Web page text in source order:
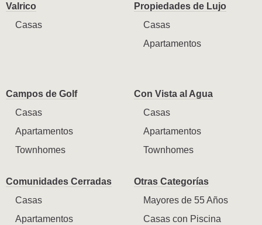
Valrico
Casas
Propiedades de Lujo
Casas
Apartamentos
Campos de Golf
Casas
Apartamentos
Townhomes
Con Vista al Agua
Casas
Apartamentos
Townhomes
Comunidades Cerradas
Casas
Apartamentos
Otras Categorías
Mayores de 55 Años
Casas con Piscina